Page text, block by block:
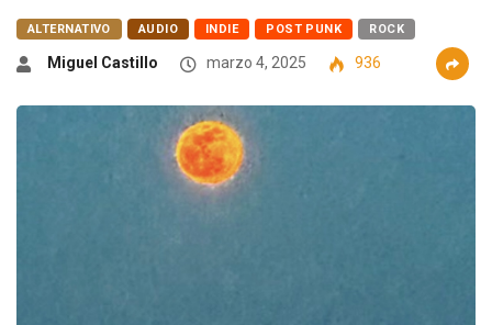
ALTERNATIVO AUDIO INDIE POST PUNK ROCK
Miguel Castillo marzo 4, 2025 936